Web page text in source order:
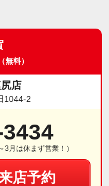
（無料）
店
1044-2
月は休まず営業！）
店予約